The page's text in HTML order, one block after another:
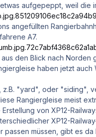
aufgepeppt, weil die
angefüllten
A7.
den Blick nach Norden
haben jetzt auch
z.B. "yard", oder "siding",
Rangiergleise meist
von XP12-
XP12-
passen müssen, gibt es